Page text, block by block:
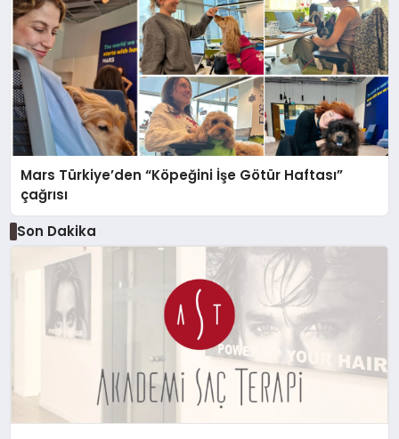
Mars Türkiye’den “Köpeğini İşe Götür Haftası”
çağrısı
Son Dakika